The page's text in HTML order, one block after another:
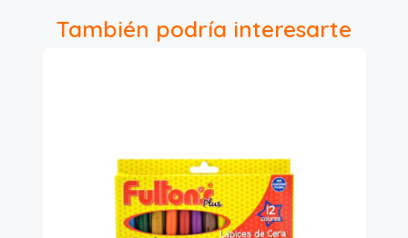
También podría interesarte